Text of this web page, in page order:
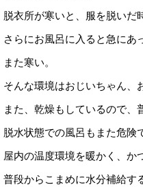
脱衣所が寒いと、服を脱いだ
さらにお風呂に入ると急にあ
また寒い。
そんな環境はおじいちゃん、
また、乾燥もしているので、
脱水状態での風呂もまた危険
屋内の温度環境を暖かく、か
普段からこまめに水分補給す